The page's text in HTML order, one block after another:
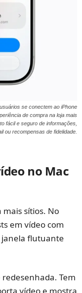
se conectem ao iPhone
de compra na loja mais
fácil e seguro de informações,
ou recompensas de fidelidade.
no Mac
mais sítios. No
em vídeo com
flutuante
Tem